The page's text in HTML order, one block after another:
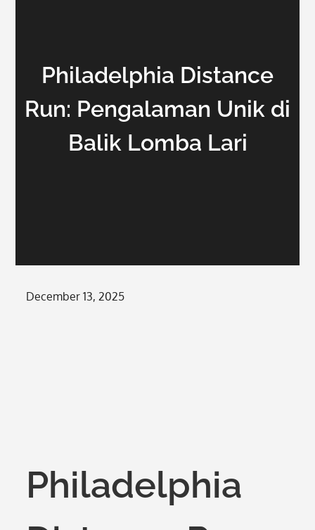
Philadelphia Distance
Run: Pengalaman Unik di
Balik Lomba Lari
Posted
December 13, 2025
Philadelphia